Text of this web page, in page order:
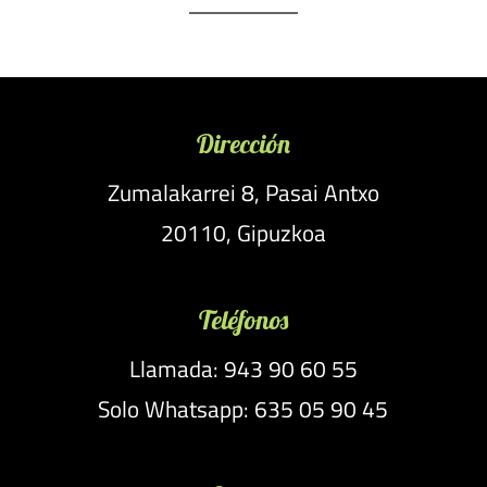
Dirección
Zumalakarrei 8, Pasai Antxo
20110, Gipuzkoa
Teléfonos
Llamada: 943 90 60 55
Solo Whatsapp: 635 05 90 45